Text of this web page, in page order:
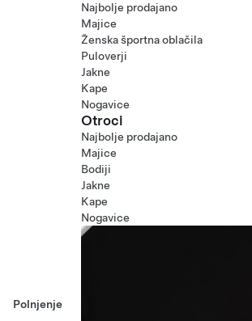
Polnjenje
Najbolje prodajano
Majice
Ženska športna oblačila
Puloverji
Jakne
Kape
Nogavice
Otroci
Najbolje prodajano
Majice
Bodiji
Jakne
Kape
Nogavice